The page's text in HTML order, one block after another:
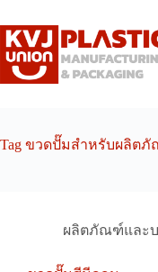
to
content
Tag ขวดปั๊มสำหรับผลิตภั
ผลิตภัณฑ์และบ